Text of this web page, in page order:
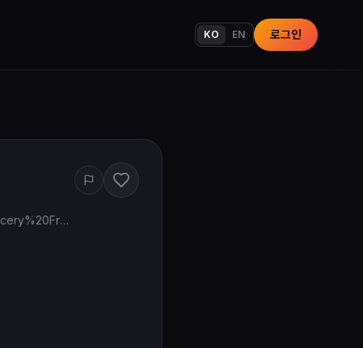
KO EN 로그인
www.google.com/maps/search/?api=1&query=Mega%20Mart%20Korean%20grocery%20Fremont%20CA